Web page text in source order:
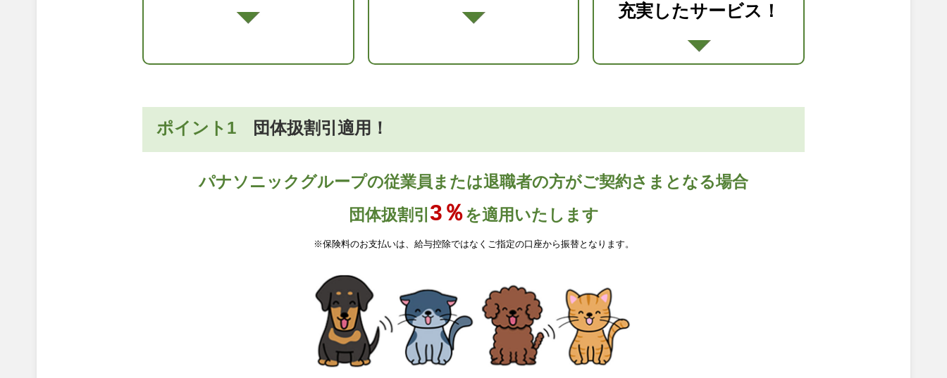
充実したサービス！
ポイント1 団体扱割引適用！
パナソニックグループの従業員または退職者の方がご契約さまとなる場合
団体扱割引 3％ を適用いたします
※保険料のお支払いは、給与控除ではなくご指定の口座から振替となります。